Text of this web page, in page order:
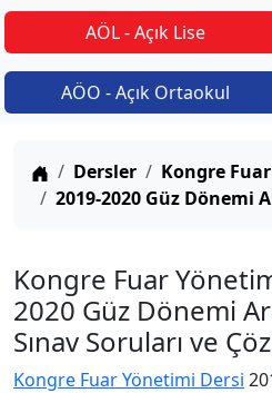
AÖL - Açık Lise
AÖO - Açık Ortaokul
Anasayfa
Dersler
Kongre
2019-2020 Güz Dönemi
Kongre Fuar
2020 Güz Dönemi
Sınav Soruları ve
Kongre Fuar Yönetimi Dersi